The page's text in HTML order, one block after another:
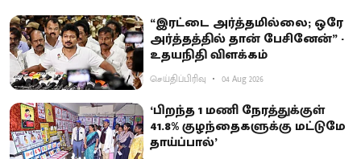
“இரட்டை அர்த்தமில்லை; ஒரே
அர்த்தத்தில் தான் பேசினேன்” -
உதயநிதி விளக்கம்
செய்திப்பிரிவு 04 Aug 2026
‘பிறந்த 1 மணி நேரத்துக்குள்
41.8% குழந்தைகளுக்கு மட்டுமே
தாய்ப்பால்’